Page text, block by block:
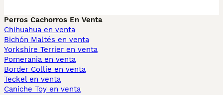
Perros Cachorros En Venta
Chihuahua en venta
Bichón Maltés en venta
Yorkshire Terrier en venta
Pomerania en venta
Border Collie en venta
Teckel en venta
Caniche Toy en venta